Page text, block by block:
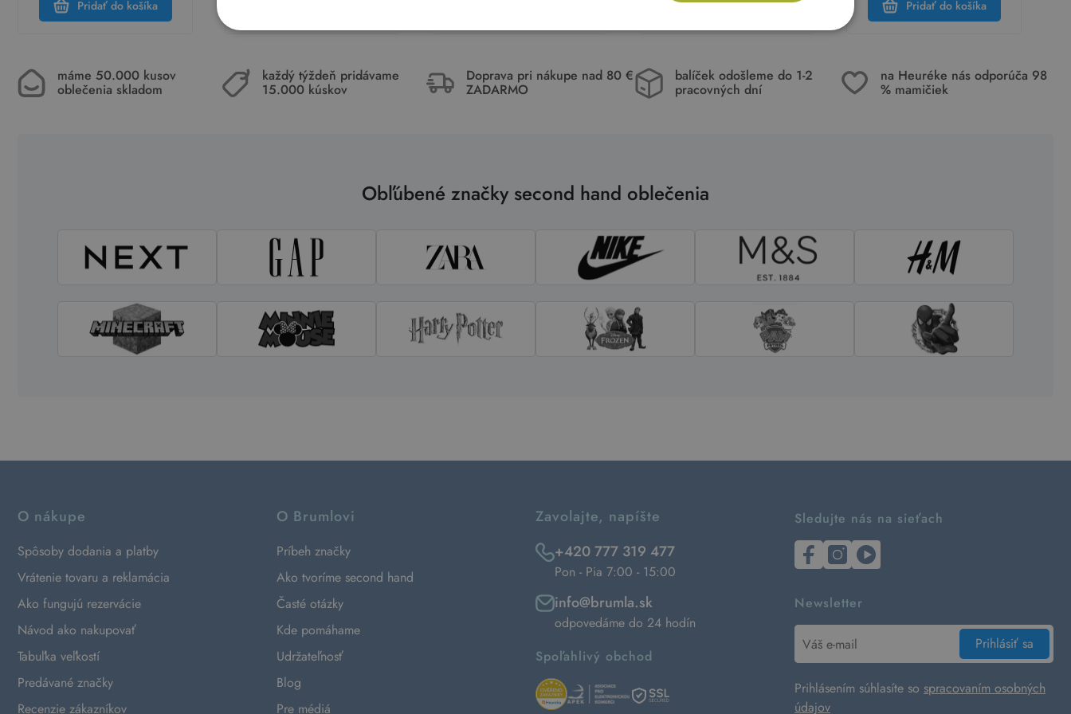
Pridať do košíka
Pridať do košíka
Pridať do košíka
máme 50.000 kusov
oblečenia skladom
každý týždeň pridávame
15.000 kúskov
Doprava pri nákupe nad 80 €
ZADARMO
balíček odošleme do 1-2
pracovných dní
na Heuréke nás odporúča 98
% mamičiek
Obľúbené značky second hand oblečenia
O nákupe
Spôsoby dodania a platby
Vrátenie tovaru a reklamácia
Ako fungujú rezervácie
Návod ako nakupovať
Tabuľka veľkostí
Predávané značky
Recenzie zákazníkov
O Brumlovi
Príbeh značky
Ako tvoríme second hand
Časté otázky
Kde pomáhame
Udržateľnosť
Blog
Pre médiá
Zavolajte, napíšte
+420 777 319 477
Pon - Pia 7:00 - 15:00
info@brumla.sk
odpovedáme do 24 hodín
Spoľahlivý obchod
Sledujte nás na sieťach
Newsletter
Prihlásiť sa
Prihlásením súhlasíte so spracovaním osobných
údajov